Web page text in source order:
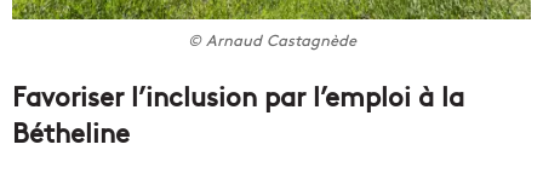
© Arnaud Castagnède
Favoriser l’inclusion par l’emploi à la
Bétheline